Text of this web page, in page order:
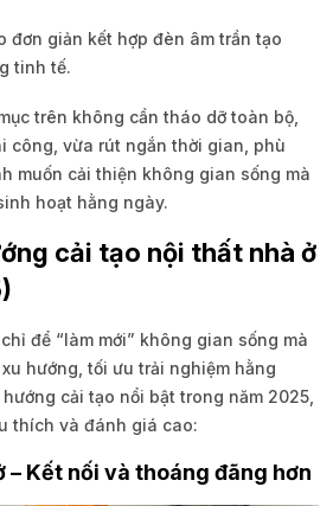
đơn giản kết hợp đèn âm trần tạo
tinh tế.
trên không cần tháo dỡ toàn bộ,
công, vừa rút ngắn thời gian, phù
muốn cải thiện không gian sống mà
hoạt hằng ngày.
cải tạo nội thất nhà ở
để “làm mới” không gian sống mà
hướng, tối ưu trải nghiệm hằng
cải tạo nổi bật trong năm 2025,
thích và đánh giá cao:
– Kết nối và thoáng đãng hơn